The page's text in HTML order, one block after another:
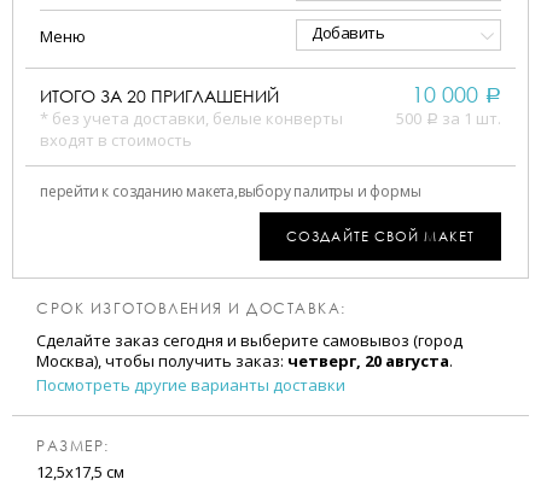
Меню Добавить
ИТОГО ЗА 20 ПРИГЛАШЕНИЙ
* без учета доставки, белые конверты
входят в стоимость
10 000 a
500 a за 1 шт.
перейти к созданию макета,выбору палитры и формы
СОЗДАЙТЕ СВОЙ МАКЕТ
СРОК ИЗГОТОВЛЕНИЯ И ДОСТАВКА:
Сделайте заказ сегодня и выберите самовывоз (город
Москва), чтобы получить заказ: четверг, 20 августа.
Посмотреть другие варианты доставки
РАЗМЕР:
12,5х17,5 см